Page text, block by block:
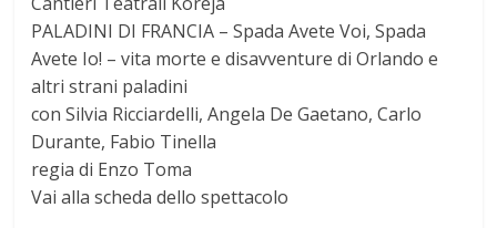
PALADINI DI FRANCIA – Spada Avete Voi, Spada
Avete Io! – vita morte e disavventure di Orlando e
altri strani paladini
con Silvia Ricciardelli, Angela De Gaetano, Carlo
Durante, Fabio Tinella
regia di Enzo Toma
Vai alla scheda dello spettacolo